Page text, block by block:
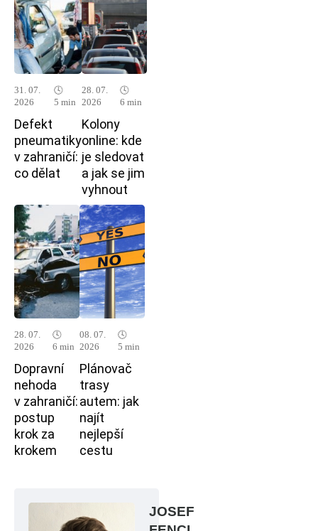
31. 07.
2026
🕓
5 min
Defekt
pneumatiky
v zahraničí:
co dělat
28. 07.
2026
🕓
6 min
Kolony
online: kde
je sledovat
a jak se jim
vyhnout
28. 07.
2026
🕓
6 min
Dopravní
nehoda
v zahraničí:
postup
krok za
krokem
08. 07.
2026
🕓
5 min
Plánovač
trasy
autem: jak
najít
nejlepší
cestu
JOSEF